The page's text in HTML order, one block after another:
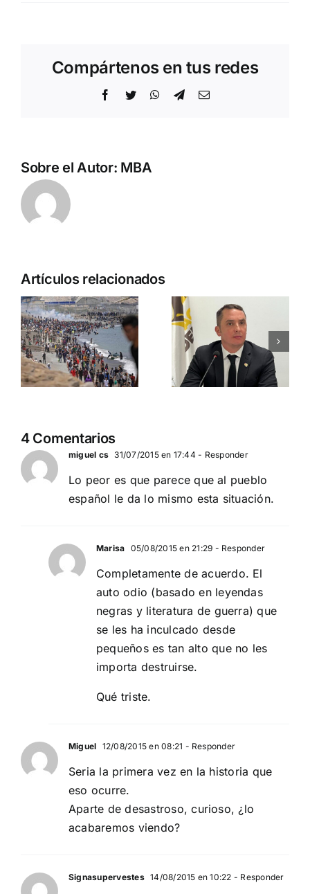
Compártenos en tus redes
Facebook
Twitter WhatsApp
TelegramCorreo
Sobre el Autor: MBA
Artículos relacionados
Ante los
incendios
de
Guadalajara
y el resto
del país
PEDRO CHAPARRO
NACIONAL)
traición, la
corrupción
y la
sumisión
globalista
4 Comentarios
miguel cs 31/07/2015 en 17:44 - Responder
Lo peor es que parece que al pueblo
español le da lo mismo esta situación.
Marisa 05/08/2015 en 21:29 - Responder
Completamente de acuerdo. El
auto odio (basado en leyendas
negras y literatura de guerra) que
se les ha inculcado desde
pequeños es tan alto que no les
importa destruirse.
Qué triste.
Miguel 12/08/2015 en 08:21 - Responder
Seria la primera vez en la historia que
eso ocurre.
Aparte de desastroso, curioso, ¿lo
acabaremos viendo?
Signasupervestes 14/08/2015 en 10:22 - Responder